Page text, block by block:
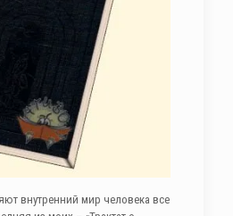
внутренний мир человека все